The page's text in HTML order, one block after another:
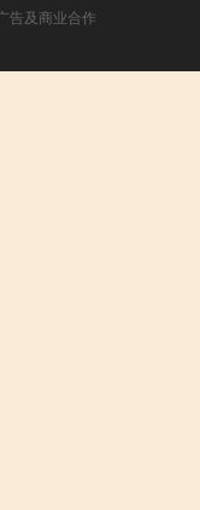
告及商业合作